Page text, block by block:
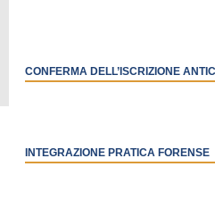
CONFERMA DELL’ISCRIZIONE
INTEGRAZIONE PRATICA FORENSE